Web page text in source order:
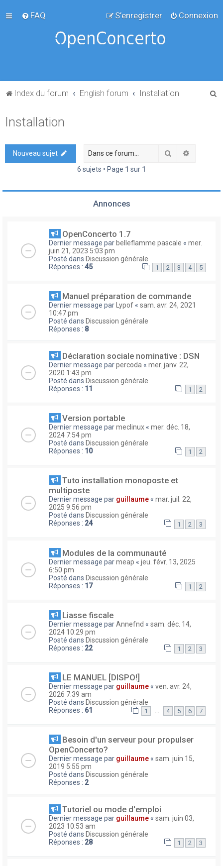
FAQ Connexion
S’enregistrer
Index du forum English forum Installation
h
Installation
Nouveau sujet Rechercher
6 sujets • Page 1 sur 1
Annonces
OpenConcerto 1.7
Dernier message par belleflamme pascale « mer.
juin 21, 2023 5:03 pm
Posté dans Discussion générale
Réponses : 45 1 2 3 4 5
Manuel préparation de commande
Dernier message par Lypof « sam. avr. 24, 2021
10:47 pm
Posté dans Discussion générale
Réponses : 8
Déclaration sociale nominative : DSN
Dernier message parpercoda « mer. janv. 22,
2020 1:43 pm
Posté dans Discussion générale
Réponses : 11 1 2
Version portable
Dernier message parmeclinux « mer. déc. 18,
2024 7:54 pm
Posté dans Discussion générale
Réponses : 10 1 2
Tuto installation monoposte et
multiposte
Dernier message par guillaume « mar. juil. 22,
2025 9:56 pm
Posté dans Discussion générale
Réponses : 24 1 2 3
Modules de la communauté
Dernier message parmeap « jeu. févr. 13, 2025
6:50 pm
Posté dans Discussion générale
Réponses : 17 1 2
Liasse fiscale
Dernier message parAnnefnd « sam. déc. 14,
2024 10:29 pm
Posté dans Discussion générale
Réponses : 22 1 2 3
LE MANUEL [DISPO!]
Dernier message par guillaume « ven. avr. 24,
2026 7:39 am
Posté dans Discussion générale
Réponses : 61 1 … 4 5 6 7
Besoin d'un serveur pour propulser
OpenConcerto?
Dernier message par guillaume « sam. juin 15,
2019 5:55 pm
Posté dans Discussion générale
Réponses : 2
Tutoriel ou mode d'emploi
Dernier message par guillaume « sam. juin 03,
2023 10:53 am
Posté dans Discussion générale
Réponses : 28 1 2 3